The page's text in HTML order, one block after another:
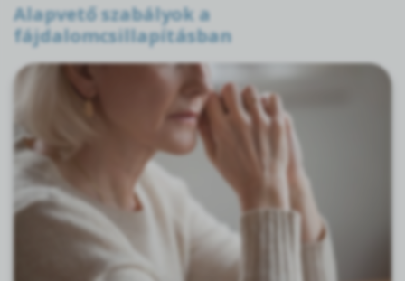
Alapvető szabályok a
fájdalomcsillapításban